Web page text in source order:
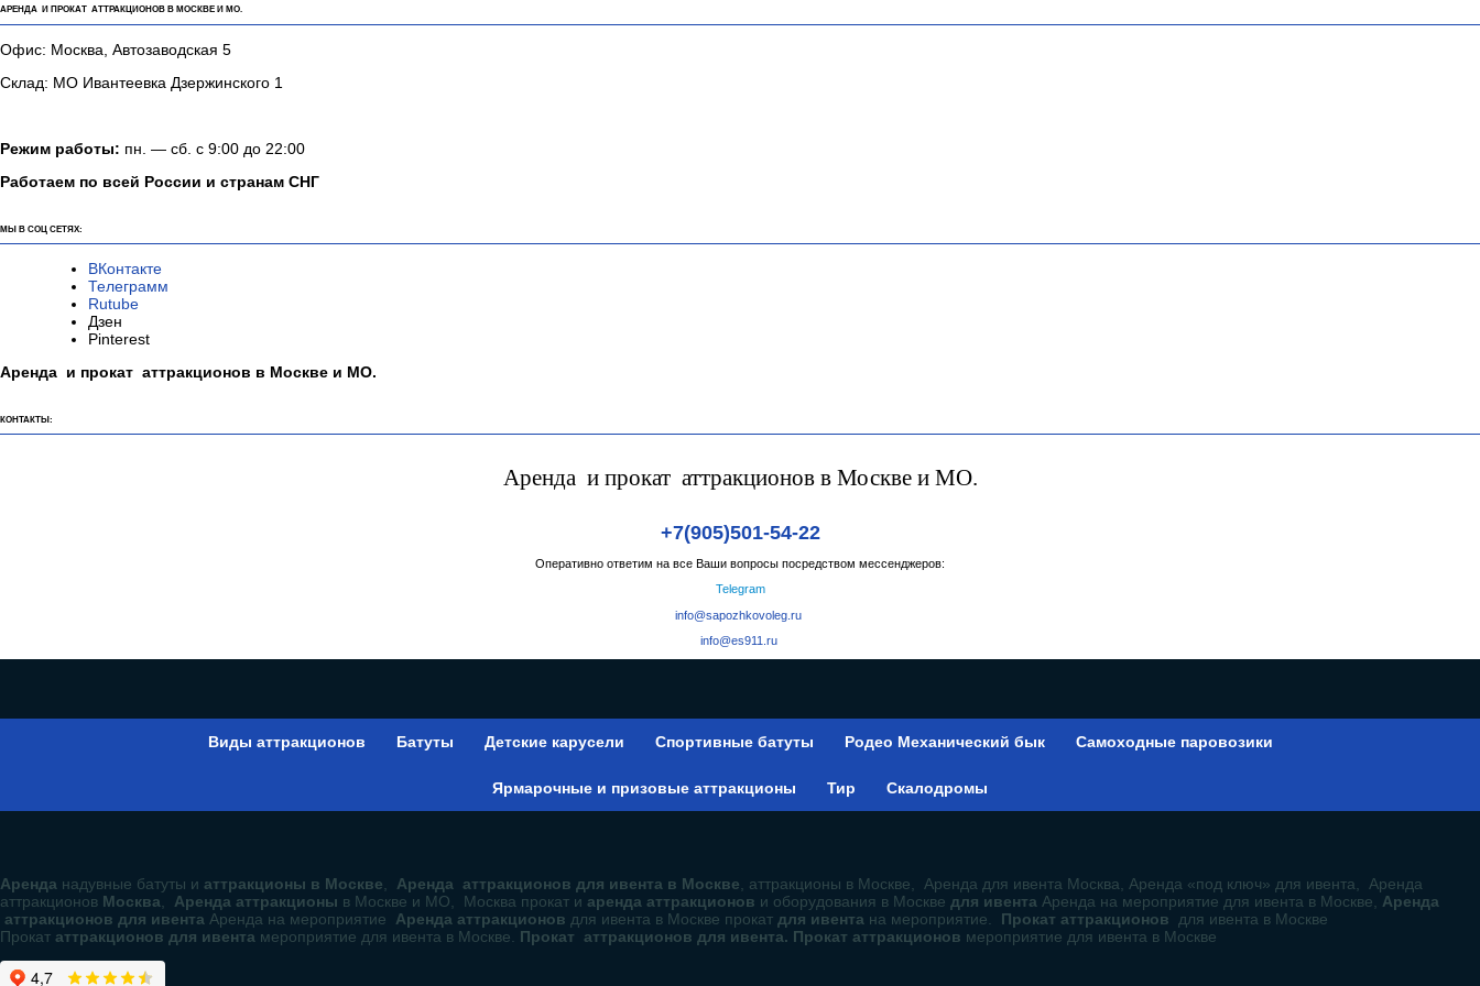
АРЕНДА И ПРОКАТ АТТРАКЦИОНОВ В МОСКВЕ И МО.
Офис: Москва, Автозаводская 5
Склад: МО Ивантеевка Дзержинского 1
Режим работы: пн. — сб. с 9:00 до 22:00
Работаем по всей России и странам СНГ
МЫ В СОЦ СЕТЯХ:
ВКонтакте
Телеграмм
Rutube
Дзен
Pinterest
Аренда и прокат аттракционов в Москве и МО.
КОНТАКТЫ:
Аренда и прокат аттракционов в Москве и МО.
+7(905)501-54-22
Оперативно ответим на все Ваши вопросы посредством мессенджеров:
Telegram
info@sapozhkovoleg.ru
info@es911.ru
Виды аттракционов Батуты Детские карусели Спортивные батуты Родео Механический бык Самоходные паровозики
Ярмарочные и призовые аттракционы Тир Скалодромы
Аренда надувные батуты и аттракционы в Москве Аренда аттракционов для ивента в Москве , аттракционы в Москве, Аренда для ивента Москва, Аренда «под ключ» для ивента, Аренда
аттракционов Москва Аренда аттракционы в Москве и МО, Москва прокат и аренда аттракционов и оборудования в Москве для ивента Аренда на мероприятие для ивента в Москве, Аренда
аттракционов для ивента Аренда на мероприятие Аренда аттракционов для ивента в Москве прокат для ивента на мероприятие. Прокат аттракционов для ивента в Москве
Прокат аттракционов для ивента мероприятие для ивента в Москве. Прокат аттракционов для ивента. Прокат аттракционов мероприятие для ивента в Москве